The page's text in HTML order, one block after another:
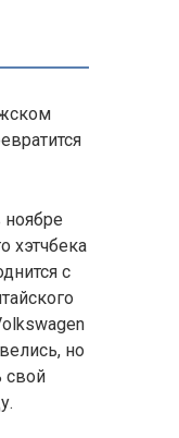
ноябре
хэтчбека
с
но
свой